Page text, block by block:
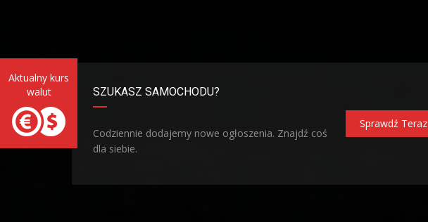
SZUKASZ SAMOCHODU?
Codziennie dodajemy nowe ogłoszenia. Znajdź coś
dla siebie.
Sprawdź Teraz